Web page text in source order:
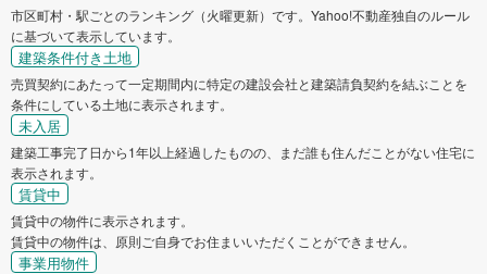
市区町村・駅ごとのランキング（火曜更新）です。Yahoo!不動産独自のルール
に基づいて表示しています。
建築条件付き土地
売買契約にあたって一定期間内に特定の建設会社と建築請負契約を結ぶことを
条件にしている土地に表示されます。
未入居
建築工事完了日から1年以上経過したものの、まだ誰も住んだことがない住宅に
表示されます。
賃貸中
賃貸中の物件に表示されます。
賃貸中の物件は、原則ご自身でお住まいいただくことができません。
事業用物件